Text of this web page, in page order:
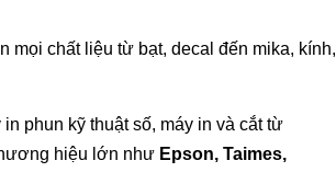
mọi chất liệu từ bạt, decal đến mika, kính,
phun kỹ thuật số, máy in và cắt từ
hiệu lớn như Epson, Taimes,